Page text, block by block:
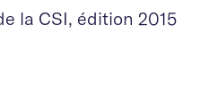
la CSI, édition 2015